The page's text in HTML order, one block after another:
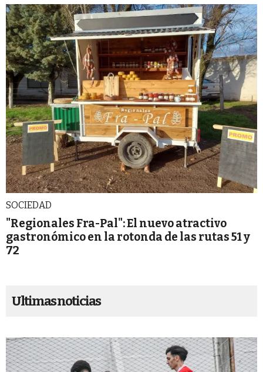
SOCIEDAD
"Regionales Fra-Pal": El nuevo atractivo
gastronómico en la rotonda de las rutas 51 y
72
Ultimas noticias